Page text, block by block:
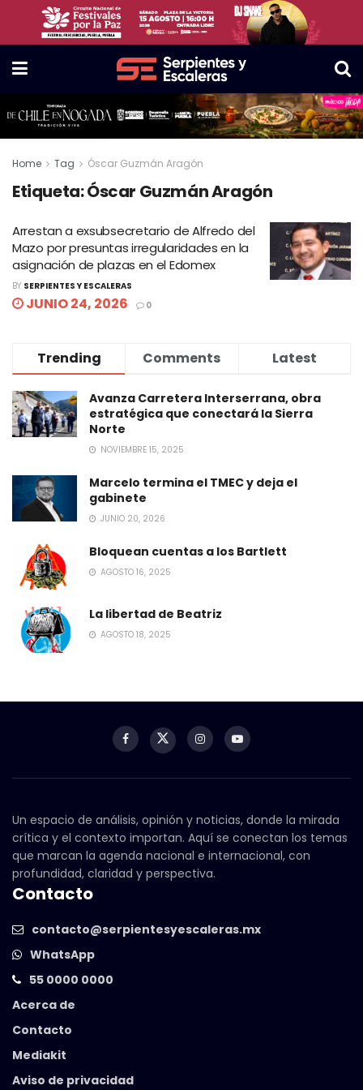
Home Tag Óscar Guzmán Aragón
Etiqueta:Óscar Guzmán Aragón
Arrestan a exsubsecretario de Alfredo del
Mazo por presuntas irregularidades en la
asignación de plazas en el Edomex
BY SERPIENTES Y ESCALERAS
JUNIO 24, 2026 0
Trending Comments Latest
Avanza Carretera Interserrana, obra
estratégica que conectará la Sierra
Norte
NOVIEMBRE 15, 2025
Marcelo termina el TMEC y deja el
gabinete
JUNIO 20, 2026
Bloquean cuentas a los Bartlett
AGOSTO 16, 2025
La libertad de Beatriz
AGOSTO 18, 2025
Un espacio de análisis, opinión y noticias, donde la mirada
crítica y el contexto importan. Aquí se conectan los temas
que marcan la agenda nacional e internacional, con
profundidad, claridad y perspectiva.
Contacto
contacto@serpientesyescaleras.mx
WhatsApp
55 0000 0000
Acerca de
Contacto
Mediakit
Aviso de privacidad